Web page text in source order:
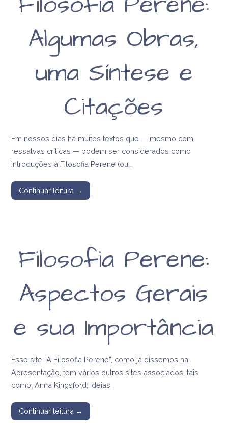
Algumas Obras,
uma Síntese e
Citações
Em nossos dias há muitos textos que — mesmo com
ressalvas críticas — podem ser considerados como
introduções à Filosofia Perene (ou…
Continuar leitura →
Filosofia Perene:
Aspectos Gerais
e sua Importância
Esse site “A Filosofia Perene”, como já dissemos na
Apresentação, tem vários outros sites associados, tais
como: Anna Kingsford; Ideias…
Continuar leitura →